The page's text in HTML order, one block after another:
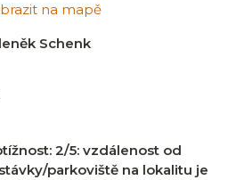
na mapě
Schenk
2/5: vzdálenost od
parkoviště na lokalitu je